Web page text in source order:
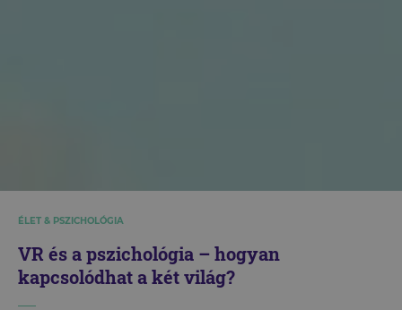
ÉLET & PSZICHOLÓGIA
VR és a pszichológia – hogyan
kapcsolódhat a két világ?